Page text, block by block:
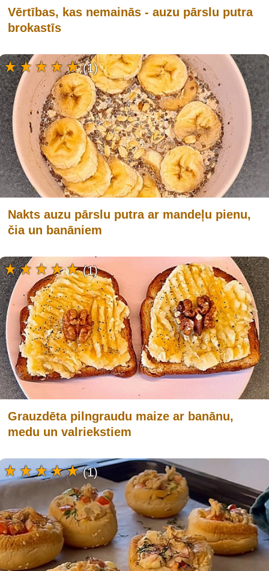
Vērtības, kas nemainās - auzu pārslu putra
brokastīs
Nakts auzu pārslu putra ar mandeļu pienu,
čia un banāniem
(1)
Grauzdēta pilngraudu maize ar banānu,
medu un valriekstiem
(1)
(1)